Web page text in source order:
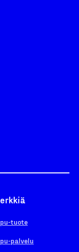
tuote
palvelu